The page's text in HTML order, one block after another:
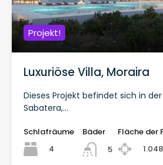
Projekt!
Luxuriöse Villa, Moraira
Dieses Projekt befindet sich in
Sabatera,...
Schlafräume
4
Bäder
5
Fläche der